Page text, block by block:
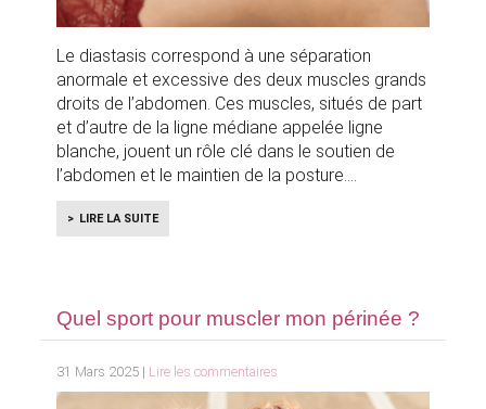
Le diastasis correspond à une séparation
anormale et excessive des deux muscles grands
droits de l’abdomen. Ces muscles, situés de part
et d’autre de la ligne médiane appelée ligne
blanche, jouent un rôle clé dans le soutien de
l’abdomen et le maintien de la posture.
LIRE LA SUITE
Quel sport pour muscler mon périnée ?
31 Mars 2025 | Lire les commentaires